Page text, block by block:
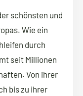
schönsten und
Wie ein
durch
seit Millionen
Von ihrer
bis zu ihrer